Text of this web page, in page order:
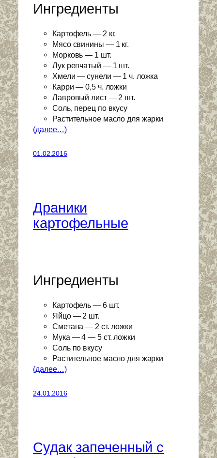
Ингредиенты
Картофель — 2 кг.
Мясо свинины — 1 кг.
Морковь — 1 шт.
Лук репчатый — 1 шт.
Хмели — сунели — 1 ч. ложка
Карри — 0,5 ч. ложки
Лавровый лист — 2 шт.
Соль, перец по вкусу
Растительное масло для жарки
(далее…)
01.02.2016
Драники
картофельные
Ингредиенты
Картофель — 6 шт.
Яйцо — 2 шт.
Сметана — 2 ст. ложки
Мука — 4 — 5 ст. ложки
Соль по вкусу
Растительное масло для жарки
(далее…)
24.01.2016
Судак запеченный с